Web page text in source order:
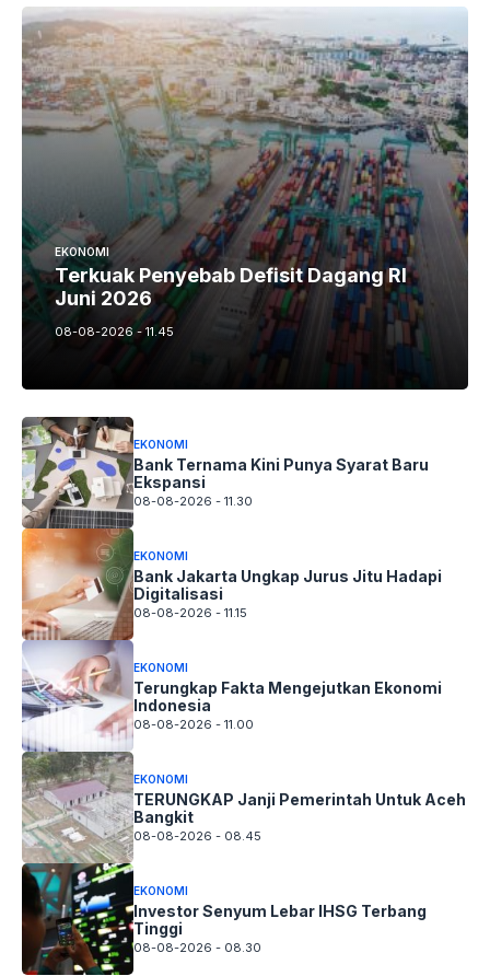
EKONOMI
Terkuak Penyebab Defisit Dagang RI
Juni 2026
08-08-2026 - 11.45
EKONOMI
Bank Ternama Kini Punya Syarat Baru
Ekspansi
08-08-2026 - 11.30
EKONOMI
Bank Jakarta Ungkap Jurus Jitu Hadapi
Digitalisasi
08-08-2026 - 11.15
EKONOMI
Terungkap Fakta Mengejutkan Ekonomi
Indonesia
08-08-2026 - 11.00
EKONOMI
TERUNGKAP Janji Pemerintah Untuk Aceh
Bangkit
08-08-2026 - 08.45
EKONOMI
Investor Senyum Lebar IHSG Terbang
Tinggi
08-08-2026 - 08.30